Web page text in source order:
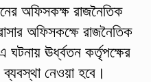
অফিসকক্ষ রাজনৈতিক
অফিসকক্ষে রাজনৈতিক
ঘটনায় ঊর্ধ্বতন কর্তৃপক্ষের
নেওয়া হবে।